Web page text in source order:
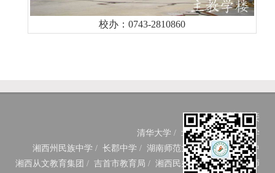
校办：0743-2810860
友情链接
清华大学 / 北京大学/ 中南大学
湘西州民族中学 / 长郡中学 / 湖南师范大学附中/ 长沙一中
湘西从文教育集团 / 吉首市教育局 / 湘西民办教育网/ 湘西教师